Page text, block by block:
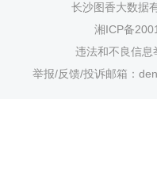
长沙图香大数据
湘ICP备
违法和不良信
举报/反馈/投诉邮箱：